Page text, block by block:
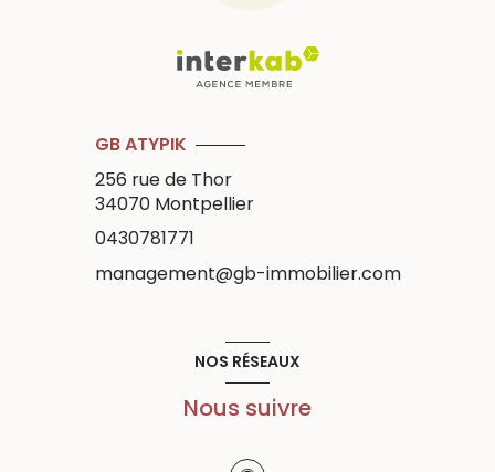
GB ATYPIK
256 rue de Thor
34070 Montpellier
0430781771
management@gb-immobilier.com
NOS RÉSEAUX
Nous suivre